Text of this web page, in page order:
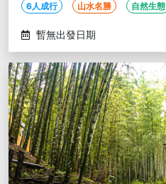
6人成行 山水名勝 自然生態
暫無出發日期